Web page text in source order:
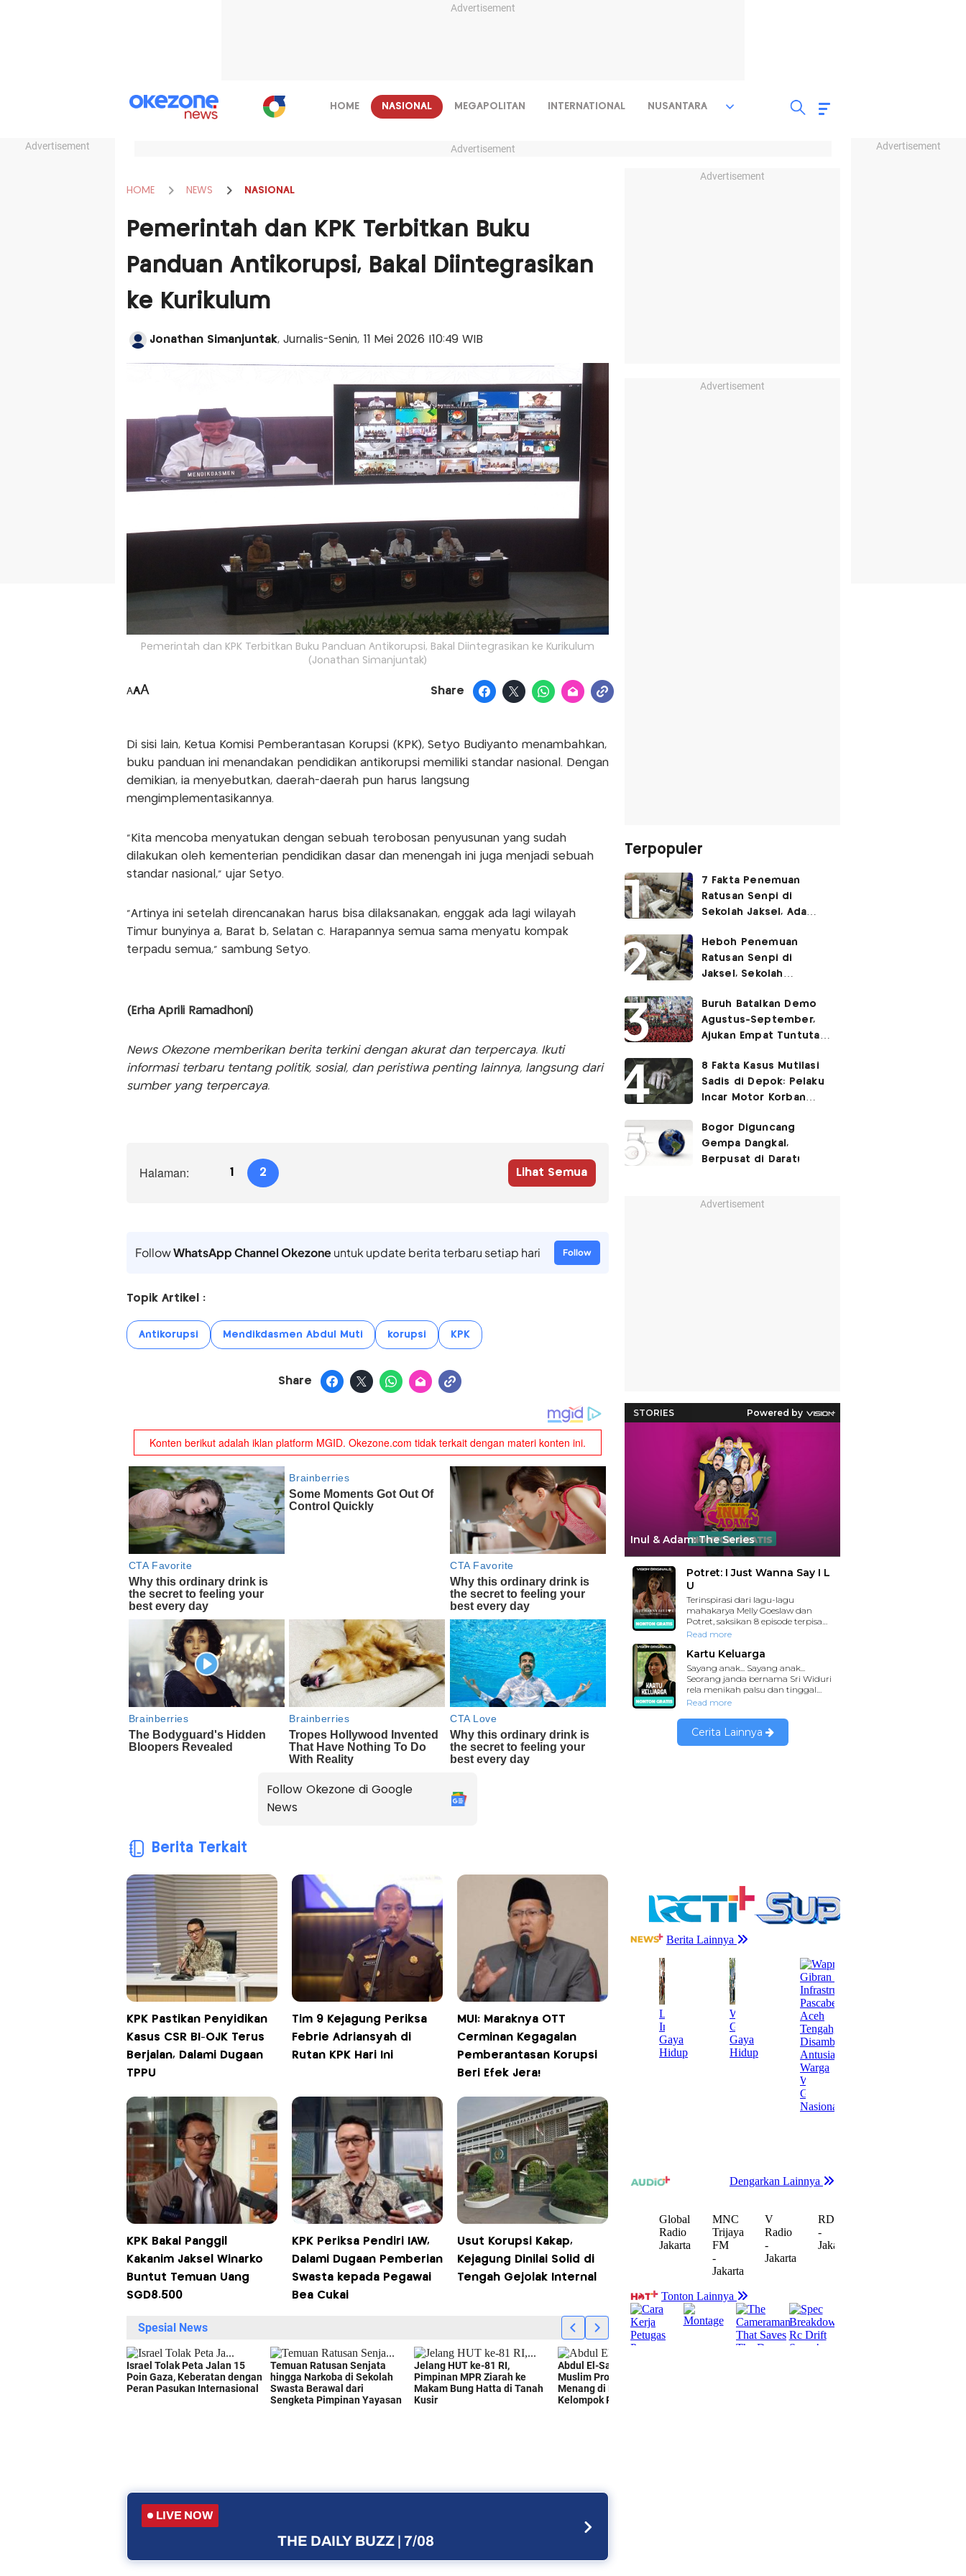
Advertisement
Advertisement Advertisement
HOME NASIONAL MEGAPOLITAN INTERNATIONAL NUSANTARA
Advertisement
HOME NEWS NASIONAL
Pemerintah dan KPK Terbitkan Buku
Panduan Antikorupsi, Bakal Diintegrasikan
ke Kurikulum
Jonathan Simanjuntak, Jurnalis-Senin, 11 Mei 2026 |10:49 WIB
Pemerintah dan KPK Terbitkan Buku Panduan Antikorupsi, Bakal Diintegrasikan ke Kurikulum
(Jonathan Simanjuntak)
AAA Share
Di sisi lain, Ketua Komisi Pemberantasan Korupsi (KPK), Setyo Budiyanto menambahkan,
buku panduan ini menandakan pendidikan antikorupsi memiliki standar nasional. Dengan
demikian, ia menyebutkan, daerah-daerah pun harus langsung
mengimplementasikannya.
"Kita mencoba menyatukan dengan sebuah terobosan penyusunan yang sudah
dilakukan oleh kementerian pendidikan dasar dan menengah ini juga menjadi sebuah
standar nasional," ujar Setyo.
"Artinya ini setelah direncanakan harus bisa dilaksanakan, enggak ada lagi wilayah
Timur bunyinya a, Barat b, Selatan c. Harapannya semua sama menyatu kompak
terpadu semua," sambung Setyo.
(Erha Aprili Ramadhoni)
News Okezone memberikan berita terkini dengan akurat dan terpercaya. Ikuti
informasi terbaru tentang politik, sosial, dan peristiwa penting lainnya, langsung dari
sumber yang terpercaya.
Halaman: 1 2 Lihat Semua
FollowWhatsApp Channel Okezoneuntuk update berita terbaru setiap hari Follow
Topik Artikel :
Antikorupsi Mendikdasmen Abdul Muti korupsi KPK
Share
Follow Okezone di Google
News
Berita Terkait
KPK Pastikan Penyidikan
Kasus CSR BI-OJK Terus
Berjalan, Dalami Dugaan
TPPU
Tim 9 Kejagung Periksa
Febrie Adriansyah di
Rutan KPK Hari Ini
MUI: Maraknya OTT
Cerminan Kegagalan
Pemberantasan Korupsi
Beri Efek Jera!
KPK Bakal Panggil
Kakanim Jaksel Winarko
Buntut Temuan Uang
SGD8.500
KPK Periksa Pendiri IAW,
Dalami Dugaan Pemberian
Swasta kepada Pegawai
Bea Cukai
Usut Korupsi Kakap,
Kejagung Dinilai Solid di
Tengah Gejolak Internal
LIVE NOW
THE DAILY BUZZ | 7/08
Advertisement
Advertisement
Terpopuler
7 Fakta Penemuan
Ratusan Senpi di
Sekolah Jaksel, Ada
Ruang Bunker
Heboh Penemuan
Ratusan Senpi di
Jaksel, Sekolah
Kegiatan Eskul
Menembak
Buruh Batalkan Demo
Agustus-September,
Ajukan Empat Tuntutan
8 Fakta Kasus Mutilasi
Sadis di Depok: Pelaku
Incar Motor Korban
Bogor Diguncang
Gempa Dangkal,
Berpusat di Darat!
Advertisement